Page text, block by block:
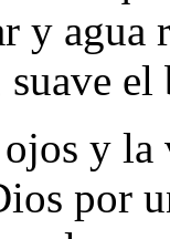
y agua
el
y la
por